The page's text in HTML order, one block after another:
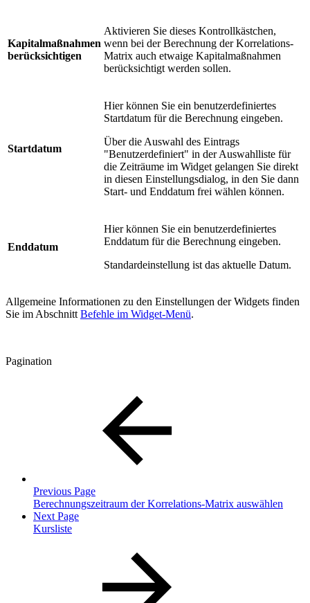
Kapitalmaßnahmen
berücksichtigen
Aktivieren Sie dieses Kontrollkästchen,
wenn bei der Berechnung der Korrelations-
Matrix auch etwaige Kapitalmaßnahmen
berücksichtigt werden sollen.
Startdatum
Hier können Sie ein benutzerdefiniertes
Startdatum für die Berechnung eingeben.
Über die Auswahl des Eintrags
"Benutzerdefiniert" in der Auswahlliste für
die Zeiträume im Widget gelangen Sie direkt
in diesen Einstellungsdialog, in den Sie dann
Start- und Enddatum frei wählen können.
Enddatum
Hier können Sie ein benutzerdefiniertes
Enddatum für die Berechnung eingeben.
Standardeinstellung ist das aktuelle Datum.
Allgemeine Informationen zu den Einstellungen der Widgets finden
Sie im Abschnitt Befehle im Widget-Menü.
Pagination
Previous Page
Berechnungszeitraum der Korrelations-Matrix auswählen
Next Page
Kursliste